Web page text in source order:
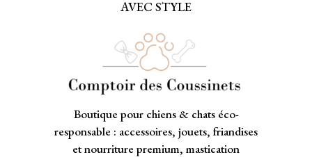
AVEC STYLE
Boutique pour chiens & chats éco-
responsable : accessoires, jouets, friandises
et nourriture premium, mastication